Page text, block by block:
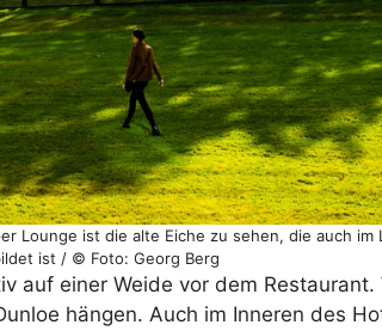
Lounge ist die alte Eiche zu sehen, die auch im
ist / © Foto: Georg Berg
auf einer Weide vor dem
hängen. Auch im Inneren des